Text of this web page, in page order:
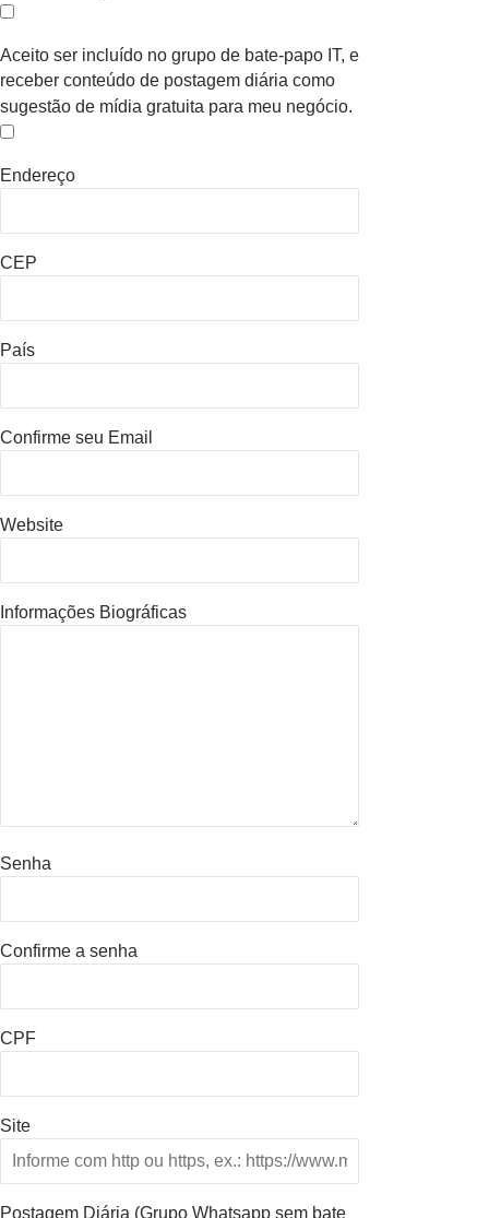
Aceito ser incluído no grupo de bate-papo IT, e
receber conteúdo de postagem diária como
sugestão de mídia gratuita para meu negócio.
Endereço
CEP
País
Confirme seu Email
Website
Informações Biográficas
Senha
Confirme a senha
CPF
Site
Postagem Diária (Grupo Whatsapp sem bate